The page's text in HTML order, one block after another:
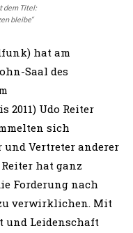
dem Titel:
bleibe“
hat am
Saal des
2011) Udo Reiter
sich
und Vertreter anderer
hat ganz
Forderung nach
verwirklichen. Mit
und Leidenschaft